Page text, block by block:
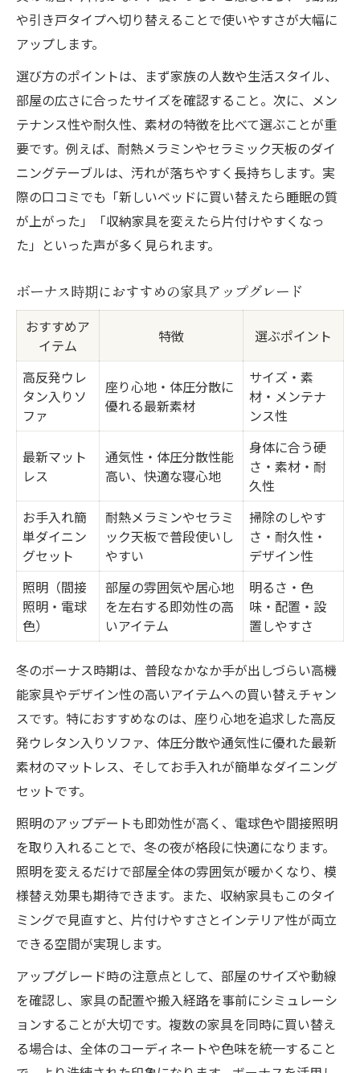
や引き戸タイプへ切り替えることで使いやすさが大幅に
アップします。
選び方のポイントは、まず家族の人数や生活スタイル、
部屋の広さに合ったサイズを確認すること。次に、メン
テナンス性や耐久性、素材の特徴を比べて選ぶことが重
要です。例えば、耐熱メラミンやセラミック天板のダイ
ニングテーブルは、汚れが落ちやすく長持ちします。実
際の口コミでも「新しいベッドに買い替えたら睡眠の質
が上がった」「収納家具を変えたら片付けやすくなっ
た」といった声が多く見られます。
ボーナス時期におすすめの家具アップグレード
おすすめア
イテム
特徴 選ぶポイント
高反発ウレ
タン入りソ
ファ
座り心地・体圧分散に
優れる最新素材
サイズ・素
材・メンテナ
ンス性
最新マット
レス
通気性・体圧分散性能
高い、快適な寝心地
身体に合う硬
さ・素材・耐
久性
お手入れ簡
単ダイニン
グセット
耐熱メラミンやセラミ
ック天板で普段使いし
やすい
掃除のしやす
さ・耐久性・
デザイン性
照明（間接
照明・電球
色）
部屋の雰囲気や居心地
を左右する即効性の高
いアイテム
明るさ・色
味・配置・設
置しやすさ
冬のボーナス時期は、普段なかなか手が出しづらい高機
能家具やデザイン性の高いアイテムへの買い替えチャン
スです。特におすすめなのは、座り心地を追求した高反
発ウレタン入りソファ、体圧分散や通気性に優れた最新
素材のマットレス、そしてお手入れが簡単なダイニング
セットです。
照明のアップデートも即効性が高く、電球色や間接照明
を取り入れることで、冬の夜が格段に快適になります。
照明を変えるだけで部屋全体の雰囲気が暖かくなり、模
様替え効果も期待できます。また、収納家具もこのタイ
ミングで見直すと、片付けやすさとインテリア性が両立
できる空間が実現します。
アップグレード時の注意点として、部屋のサイズや動線
を確認し、家具の配置や搬入経路を事前にシミュレーシ
ョンすることが大切です。複数の家具を同時に買い替え
る場合は、全体のコーディネートや色味を統一すること